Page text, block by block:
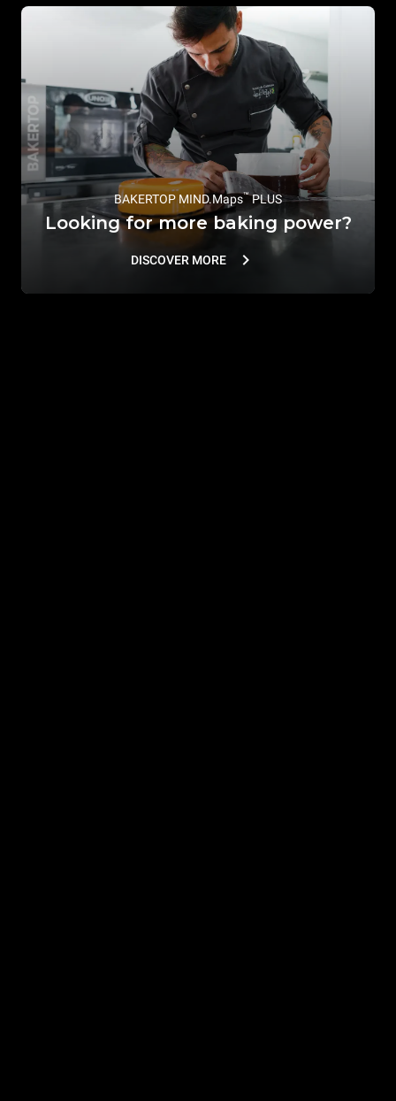
BAKERTOP MIND.Maps™PLUS
Looking for more baking power?
DISCOVER MORE